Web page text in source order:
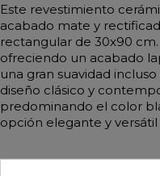
Este revestimiento
acabado mate y
rectangular de 30x90
ofreciendo un acabado
una gran suavidad
diseño clásico y
predominando el color
opción elegante y